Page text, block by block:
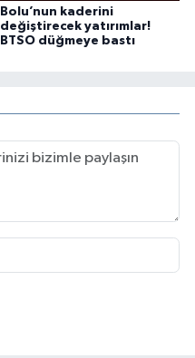
Bolu’nun kaderini
değiştirecek yatırımlar!
BTSO düğmeye bastı